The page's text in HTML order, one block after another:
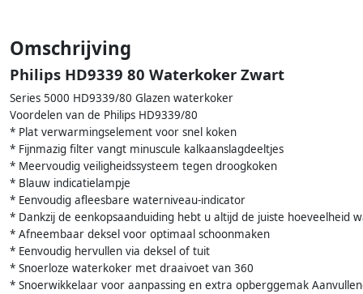
Omschrijving
Philips HD9339 80 Waterkoker Zwart
Series 5000 HD9339/80 Glazen waterkoker
Voordelen van de Philips HD9339/80
* Plat verwarmingselement voor snel koken
* Fijnmazig filter vangt minuscule kalkaanslagdeeltjes
* Meervoudig veiligheidssysteem tegen droogkoken
* Blauw indicatielampje
* Eenvoudig afleesbare waterniveau-indicator
* Dankzij de eenkopsaanduiding hebt u altijd de juiste hoeveelheid
* Afneembaar deksel voor optimaal schoonmaken
* Eenvoudig hervullen via deksel of tuit
* Snoerloze waterkoker met draaivoet van 360
* Snoerwikkelaar voor aanpassing en extra opberggemak